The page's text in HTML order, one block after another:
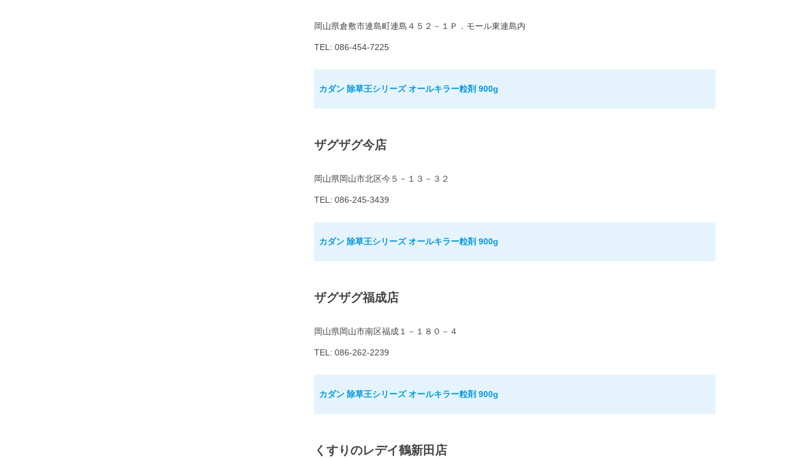
岡山県倉敷市連島町連島４５２－１Ｐ．モール東連島内
TEL: 086-454-7225
カダン 除草王シリーズ オールキラー粒剤 900g
ザグザグ今店
岡山県岡山市北区今５－１３－３２
TEL: 086-245-3439
カダン 除草王シリーズ オールキラー粒剤 900g
ザグザグ福成店
岡山県岡山市南区福成１－１８０－４
TEL: 086-262-2239
カダン 除草王シリーズ オールキラー粒剤 900g
くすりのレデイ鶴新田店